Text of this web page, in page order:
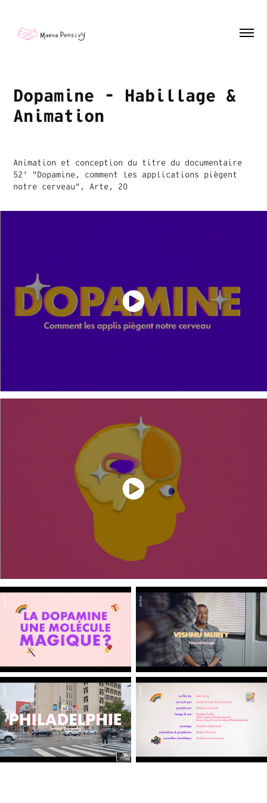
Dopamine - Habillage &
Animation
Animation et conception du titre du documentaire
52' "Dopamine, comment les applications piègent
notre cerveau", Arte, 20